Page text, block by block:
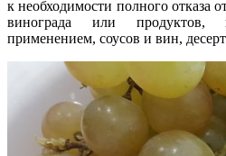
к необходимости полного отказа
винограда или продуктов,
применением, соусов и вин,